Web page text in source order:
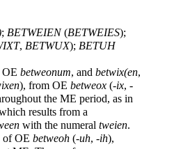
; BETWEIEN(BETWEIES);
, BETWUX); BETUH
OE betweonum, and betwix(en,
), from OE betweox (-ix, -
the ME period, as in
results from a
with the numeral tweien.
of OE betweoh (-uh, -ih),